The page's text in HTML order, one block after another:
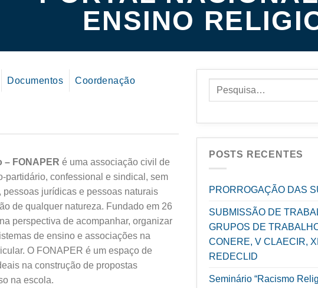
ENSINO
Documentos Coordenação
FONAPER é uma associação civil de
partidário, confessional e sindical, sem
jurídicas e pessoas naturais
de qualquer natureza. Fundado em 26
perspectiva de acompanhar, organizar
de ensino e associações na
O FONAPER é um espaço de
na construção de propostas
na escola.
POSTS RECENTES
PRORROGAÇÃO DAS
SUBMISSÃO DE
GRUPOS DE TRABALHO
CONERE, V CLAECIR,
REDECLID
Seminário “Racismo